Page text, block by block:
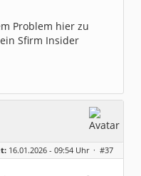
Problem hier zu
Sfirm Insider
16.01.2026 - 09:54 Uhr · #37